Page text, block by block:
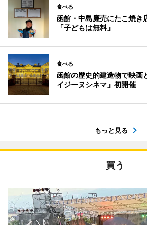
食べる
函館・中島廉売にたこ焼
「子どもは無料」
食べる
函館の歴史的建造物で映画
イジーヌシネマ」初開催
もっと見る
買う